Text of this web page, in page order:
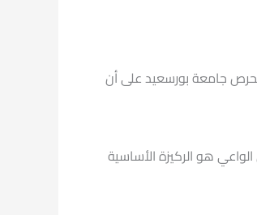
جامعة بورسعيد على أن
هو الركيزة الأساسية